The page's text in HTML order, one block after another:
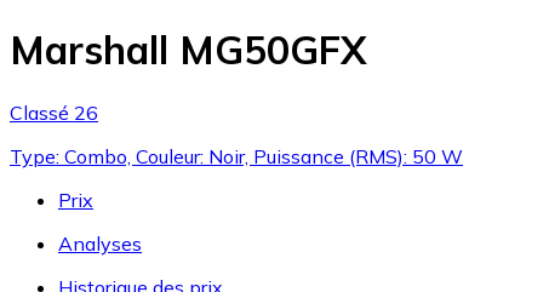
Marshall MG50GFX
Classé 26
Type: Combo, Couleur: Noir, Puissance (RMS): 50 W
Prix
Analyses
Historique des prix